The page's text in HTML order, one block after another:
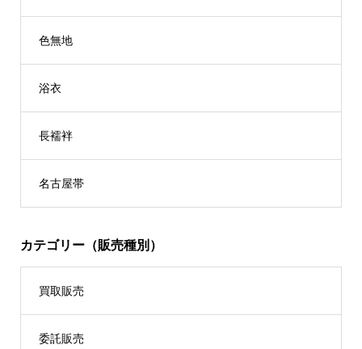
色無地
浴衣
長襦袢
名古屋帯
カテゴリー（販売種別）
買取販売
委託販売